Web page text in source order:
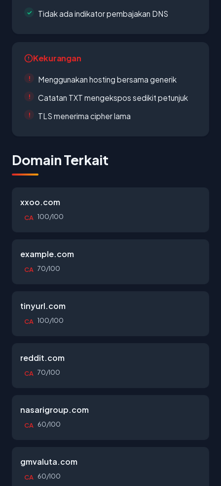
Tidak ada indikator pembajakan DNS
Kekurangan
Menggunakan hosting bersama generik
Catatan TXT mengekspos sedikit petunjuk
TLS menerima cipher lama
Domain Terkait
xxoo.com
CA 100/100
example.com
CA 70/100
tinyurl.com
CA 100/100
reddit.com
CA 70/100
nasarigroup.com
CA 60/100
gmvaluta.com
CA 60/100